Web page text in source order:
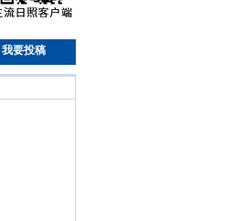
我要投稿